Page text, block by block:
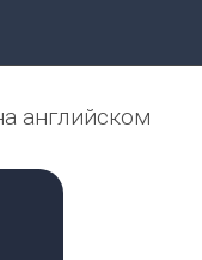
английском